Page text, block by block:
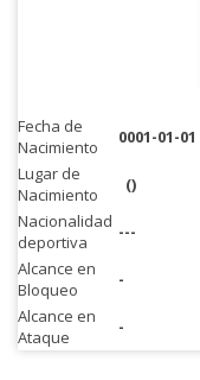
Fecha de
Nacimiento
0001-01-01
Lugar de
Nacimiento
()
Nacionalidad
deportiva
---
Alcance en
Bloqueo
-
Alcance en
Ataque
-